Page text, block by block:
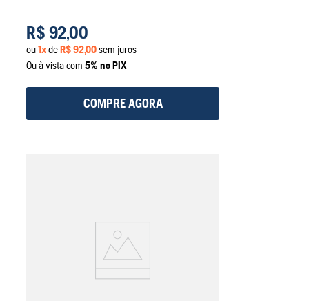
R$ 92,00
ou1xdeR$92,00sem juros
Ou à vista com 5% no PIX
COMPRE AGORA